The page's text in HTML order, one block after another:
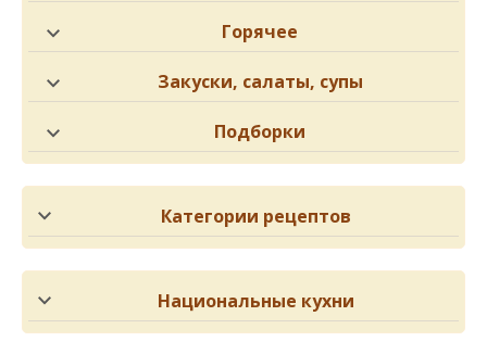
Горячее
Закуски, салаты, супы
Подборки
Категории рецептов
Национальные кухни